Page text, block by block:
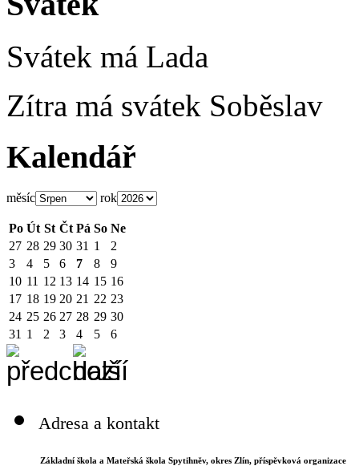
Svátek má Lada
Zítra má svátek Soběslav
Kalendář
měsíc rok
Po Út St Čt Pá So Ne
27 28 29 30 31 1
2
3
4 5 6 7 8
9
10 11 12 13 14 15 16
17 18 19 20 21 22 23
24 25 26 27 28 29 30
31 1 2 3 4 5 6
Adresa a kontakt
Základní škola a Mateřská škola Spytihněv, okres Zlín, příspěvková organizace